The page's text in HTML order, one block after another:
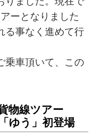
ーとなりました
る事なく進めて行
乗車頂いて、この
物線ツアー
ゆう」初登場